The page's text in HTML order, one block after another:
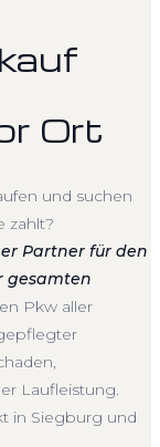
Ort
und suchen
zahlt?
Partner für den
gesamten
Pkw aller
Laufleistung.
in Siegburg und